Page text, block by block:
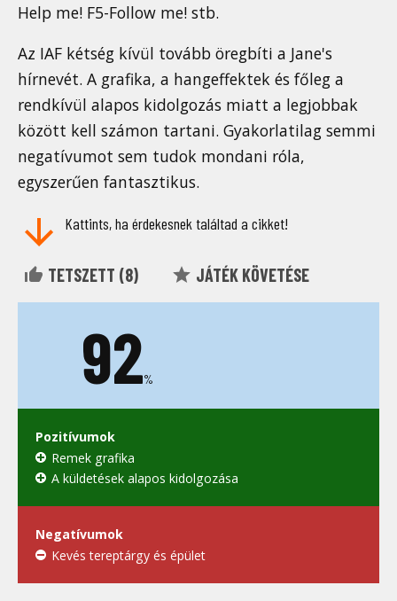
Help me! F5-Follow me! stb.
Az IAF kétség kívül tovább öregbíti a Jane's
hírnevét. A grafika, a hangeffektek és főleg a
rendkívül alapos kidolgozás miatt a legjobbak
között kell számon tartani. Gyakorlatilag semmi
negatívumot sem tudok mondani róla,
egyszerűen fantasztikus.
Kattints, ha érdekesnek találtad a cikket!
TETSZETT (8) JÁTÉK KÖVETÉSE
92%
Pozitívumok
Remek grafika
A küldetések alapos kidolgozása
Negatívumok
Kevés tereptárgy és épület